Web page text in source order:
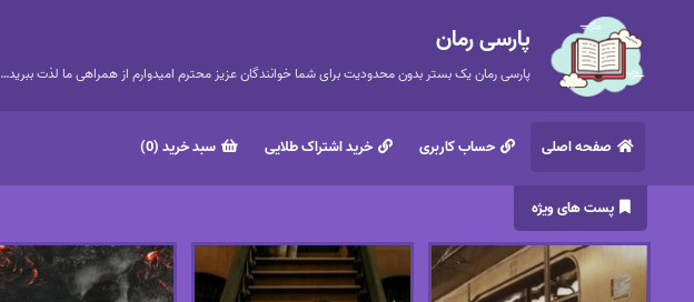
پارسی رمان
پارسی رمان یک بستر بدون محدودیت برای شما خوانندگان عزیز محترم امیدوارم از همراهی ما لذت ببرید…
صفحه اصلی حساب کاربری خرید اشتراک طلایی سبد خرید (0)
پست های ویژه